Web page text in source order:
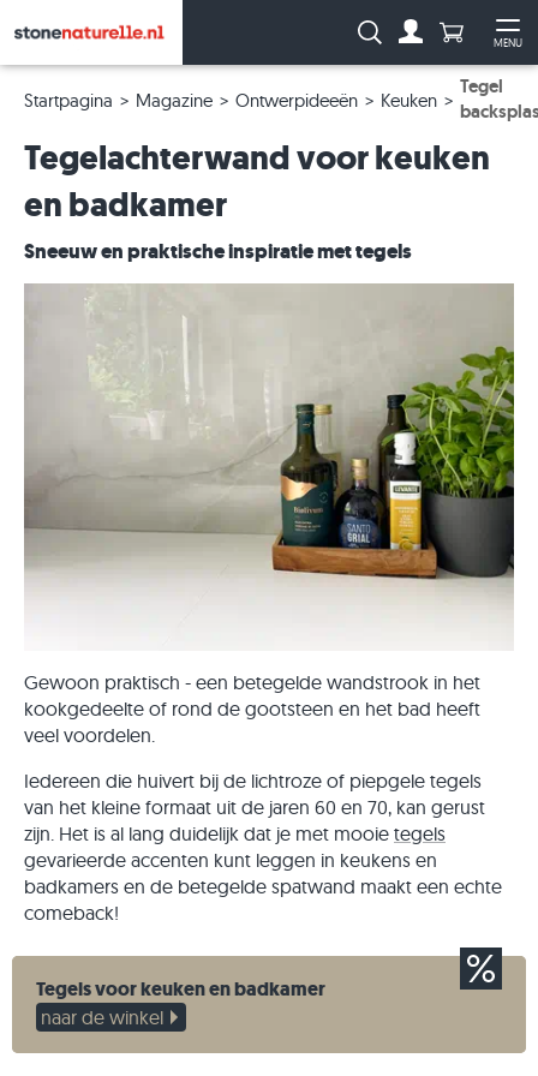
MENU
Zoeken: Aantal
Startpagina Magazine Ontwerpideeën Keuken
Tegel
Tegelachterwand voor keuken
en badkamer
Sneeuw en praktische inspiratie met tegels
Gewoon praktisch - een betegelde wandstrook in het
kookgedeelte of rond de gootsteen en het bad heeft
veel voordelen.
Iedereen die huivert bij de lichtroze of piepgele tegels
van het kleine formaat uit de jaren 60 en 70, kan gerust
zijn. Het is al lang duidelijk dat je met mooie tegels
gevarieerde accenten kunt leggen in keukens en
badkamers en de betegelde spatwand maakt een echte
comeback!
Tegels voor keuken en badkamer
naar de winkel